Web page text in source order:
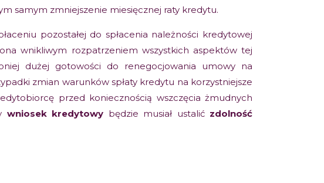
samym zmniejszenie miesięcznej raty kredytu.
pozostałej do spłacenia należności kredytowej
wnikliwym rozpatrzeniem wszystkich aspektów tej
dużej gotowości do renegocjowania umowy na
zmian warunków spłaty kredytu na korzystniejsze
przed koniecznością wszczęcia żmudnych
wniosek kredytowy będzie musiał ustalić zdolność